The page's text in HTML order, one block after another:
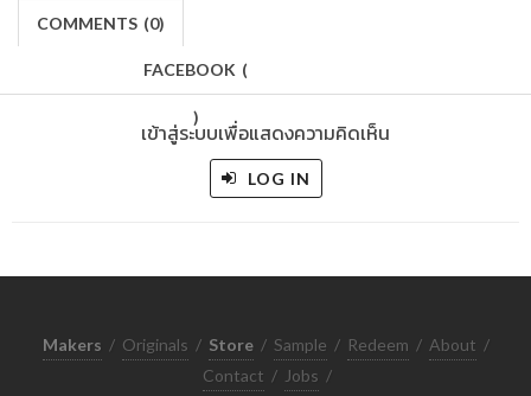
COMMENTS (0)
FACEBOOK (
)
เข้าสู่ระบบเพื่อแสดงความคิดเห็น
LOG IN
Makers / Originals / Store / Sample / Redeem / About /
Contact / Jobs /